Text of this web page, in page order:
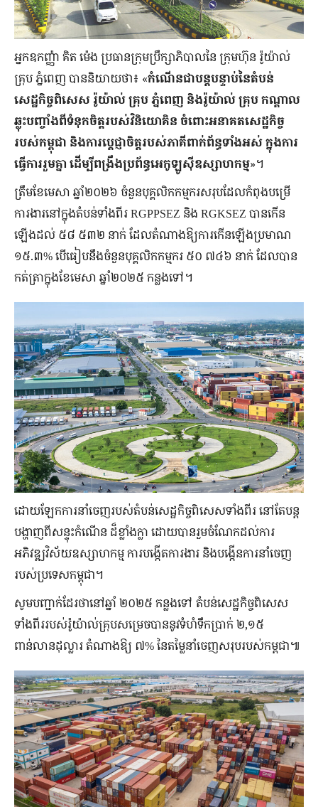
​អ្នកឧកញ្ញ៉ា ​គិត ម៉េង ​​ប្រធានក្រុមប្រឹក្សាភិបាលនៃ ​ក្រុមហ៊ុន រ៉ូយ៉ាល់
គ្រុប ភ្នំពេញ ​បាន​និយាយ​ថា​៖ ​«កំណើនជា​បន្តបន្ទាប់​នៃ​តំបន់
សេដ្ឋកិច្ចពិសេស រ៉ូយ៉ាល់ គ្រុប ភ្នំពេញ ​និង​រ៉ូយ៉ាល់ ​គ្រុប កណ្តាល​
ឆ្លុះ​បញ្ចាំង​ពី​ទំនុក​ចិត្ត​របស់​វិនិយោគិន ​ចំពោះអនាគតសេដ្ឋកិច្ច
របស់កម្ពុជា​ និងការ​ប្តេជ្ញា​ចិត្ត​របស់ភាគី​ពាក់ព័ន្ធ​ទាំងអស់ ​ក្នុងការ
ធ្វើការរួមគ្នា​ ដើម្បីពង្រឹងប្រព័ន្ធអេកូឡូស៊ី​ឧស្សា​ហកម្ម»។
ត្រឹម​ខែមេសា​ ឆ្នាំ២០២៦ ​ចំនួនបុគ្គលិកកម្មករសរុប​ដែល​កំពុង​បម្រើ​
ការងារ​នៅ​ក្នុង​តំបន់​ទាំងពីរ RGPPSEZ និង RGKSEZ បានកើន
ឡើងដល់ ៥៨ ៥៣២ នាក់​ ដែល​តំណាង​ឱ្យ​ការ​កើន​ឡើង​ប្រមាណ​
១៥.៣% បើ​ធៀប​នឹង​ចំនួន​បុគ្គលិក​កម្មករ ៥០ ៧៤៦ នាក់ ដែល​បាន​
កត់ត្រា​ក្នុង​ខែ​មេសា ឆ្នាំ២០២៥ កន្លងទៅ។
ដោយ​ឡែក​ការនាំចេញរបស់តំបន់សេដ្ឋកិច្ចពិសេសទាំងពីរ ​នៅ​តែ​បន្ត​
បង្ហាញ​ពី​សន្ទុះកំណើន​ ដ៏ខ្លាំងក្លា​ ដោយបាន​រួមចំណែក​ដល់​ការ
អភិវឌ្ឍវិស័យឧស្សាហកម្ម ការប​ង្កើតការងារ និងបង្កើនការនាំចេញ​
របស់ប្រទេសកម្ពុជា។​
​សូម​បញ្ជាក់​ដែរ​ថា​នៅ​ឆ្នាំ ​២០២៥ ​កន្លង​ទៅ ​តំបន់​សេដ្ឋកិច្ច​ពិសេស​
ទាំង​ពីរ​របស់​រ៉ូយ៉ាល់​គ្រុប​សម្រេច​បាន​នូវ​ទំហំទឹក​ប្រាក់ ២,១៥ ​
ពាន់លានដុល្លារ ​តំណាងឱ្យ ៧% ​នៃ​តម្លៃនាំចេញសរុប​របស់​​កម្ពជា​៕